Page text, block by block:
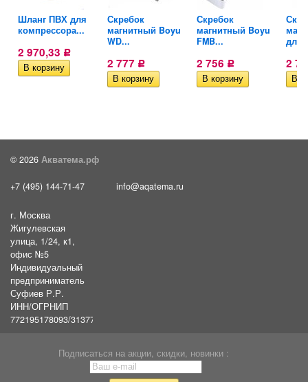
Шланг ПВХ для
компрессора...
2 970,33 Р
Скребок
магнитный Boyu
WD...
2 777 Р
Скребок
магнитный Boyu
FMB...
2 756 Р 2
© 2026 Акватема.рф
+7 (495) 144-71-47 info@aqatema.ru
г. Москва
Жигулевская
улица, 1/24, к1,
офис №5
Индивидуальный
предприниматель
Суфиев Р.Р.
ИНН/ОГРНИП
772195178093/31377461610054
Подписаться на акции, скидки, новинки :